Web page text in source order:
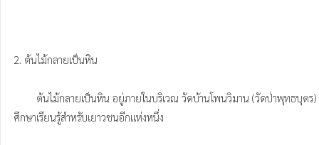
2. ต้นไม้กลายเป็นหิน
ศึกษาเรียนรู้สำหรับเยาวชนอีกแห่งหนึ่ง